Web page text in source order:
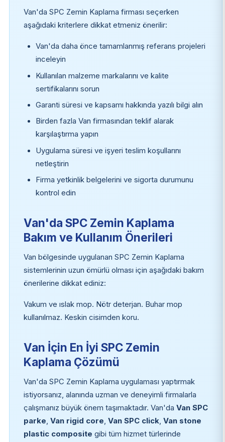
Van'da SPC Zemin Kaplama firması seçerken
aşağıdaki kriterlere dikkat etmeniz önerilir:
Van'da daha önce tamamlanmış referans projeleri
inceleyin
Kullanılan malzeme markalarını ve kalite
sertifikalarını sorun
Garanti süresi ve kapsamı hakkında yazılı bilgi alın
Birden fazla Van firmasından teklif alarak
karşılaştırma yapın
Uygulama süresi ve işyeri teslim koşullarını
netleştirin
Firma yetkinlik belgelerini ve sigorta durumunu
kontrol edin
Van'da SPC Zemin Kaplama
Bakım ve Kullanım Önerileri
Van bölgesinde uygulanan SPC Zemin Kaplama
sistemlerinin uzun ömürlü olması için aşağıdaki bakım
önerilerine dikkat ediniz:
Vakum ve ıslak mop. Nötr deterjan. Buhar mop
kullanılmaz. Keskin cisimden koru.
Van İçin En İyi SPC Zemin
Kaplama Çözümü
Van'da SPC Zemin Kaplama uygulaması yaptırmak
istiyorsanız, alanında uzman ve deneyimli firmalarla
çalışmanız büyük önem taşımaktadır. Van'da Van SPC
parke, Van rigid core, Van SPC click, Van stone
plastic composite gibi tüm hizmet türlerinde